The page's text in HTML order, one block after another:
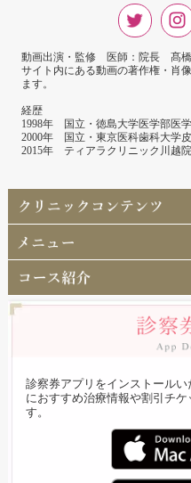
動画出演・監修 医師：院長 髙
サイト内にある動画の著作権・肖
ます。
経歴
1998年 国立・徳島大学医学部医
2000年 国立・東京医科歯科大学
2015年 ティアラクリニック川越
診察券アプリをインストール
におすすめ治療情報や割引チ
す。